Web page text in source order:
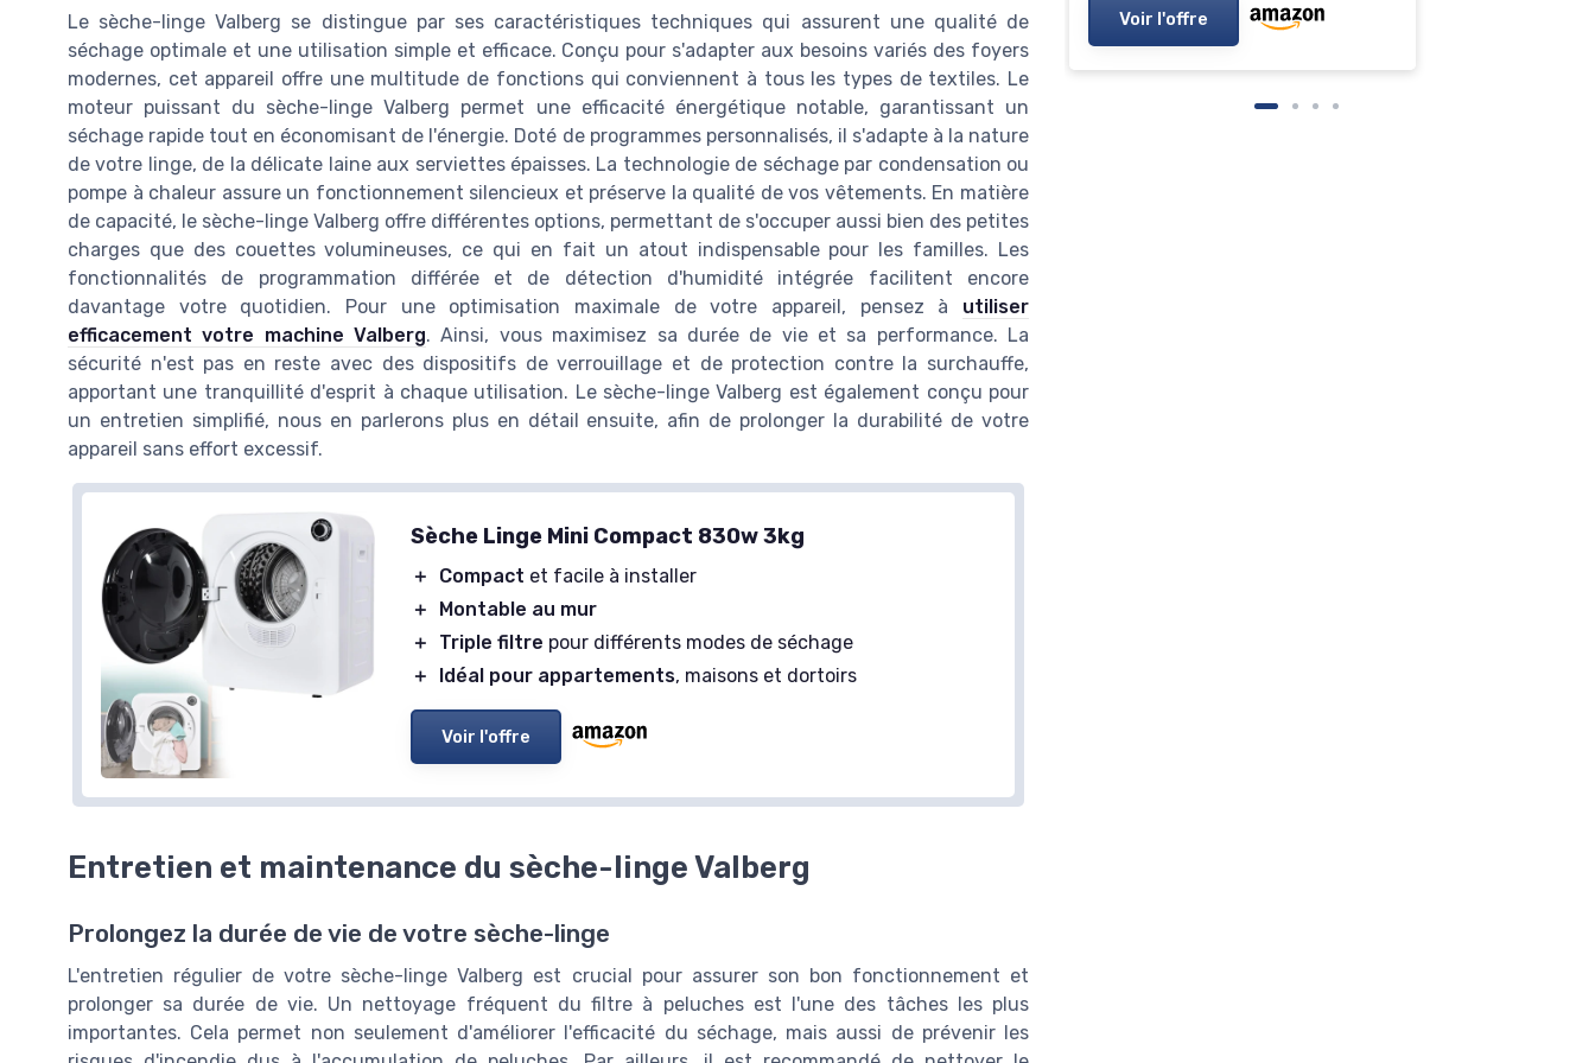
Le sèche-linge Valberg se distingue par ses caractéristiques techniques qui assurent une qualité de
séchage optimale et une utilisation simple et efficace. Conçu pour s'adapter aux besoins variés des foyers
modernes, cet appareil offre une multitude de fonctions qui conviennent à tous les types de textiles. Le
moteur puissant du sèche-linge Valberg permet une efficacité énergétique notable, garantissant un
séchage rapide tout en économisant de l'énergie. Doté de programmes personnalisés, il s'adapte à la nature
de votre linge, de la délicate laine aux serviettes épaisses. La technologie de séchage par condensation ou
pompe à chaleur assure un fonctionnement silencieux et préserve la qualité de vos vêtements. En matière
de capacité, le sèche-linge Valberg offre différentes options, permettant de s'occuper aussi bien des petites
charges que des couettes volumineuses, ce qui en fait un atout indispensable pour les familles. Les
fonctionnalités de programmation différée et de détection d'humidité intégrée facilitent encore
davantage votre quotidien. Pour une optimisation maximale de votre appareil, pensez à utiliser
efficacement votre machine Valberg. Ainsi, vous maximisez sa durée de vie et sa performance. La
sécurité n'est pas en reste avec des dispositifs de verrouillage et de protection contre la surchauffe,
apportant une tranquillité d'esprit à chaque utilisation. Le sèche-linge Valberg est également conçu pour
un entretien simplifié, nous en parlerons plus en détail ensuite, afin de prolonger la durabilité de votre
appareil sans effort excessif.
Sèche Linge Mini Compact 830w 3kg
＋ Compact et facile à installer
＋
Montable au mur
＋
Triple filtre pour différents modes de séchage
＋
Idéal pour appartements, maisons et dortoirs
Voir l'offre
Entretien et maintenance du sèche-linge Valberg
Prolongez la durée de vie de votre sèche-linge
L'entretien régulier de votre sèche-linge Valberg est crucial pour assurer son bon fonctionnement et
prolonger sa durée de vie. Un nettoyage fréquent du filtre à peluches est l'une des tâches les plus
importantes. Cela permet non seulement d'améliorer l'efficacité du séchage, mais aussi de prévenir les
Voir l'offre